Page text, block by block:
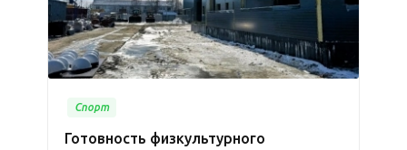
Спорт
Готовность физкультурного